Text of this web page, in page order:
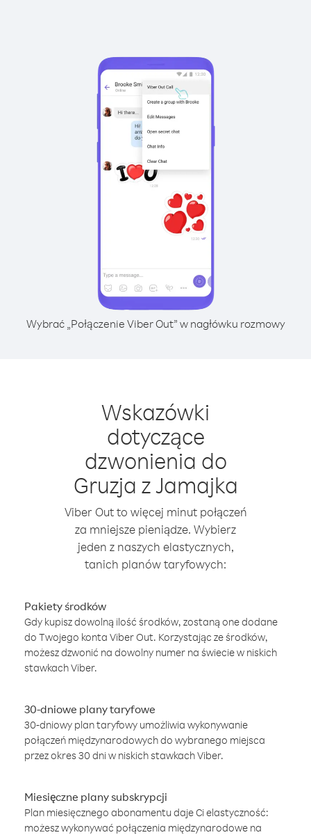
Wybrać „Połączenie Viber Out” w nagłówku rozmowy
Wskazówki
dotyczące
dzwonienia do
Gruzja z Jamajka
Viber Out to więcej minut połączeń
za mniejsze pieniądze. Wybierz
jeden z naszych elastycznych,
tanich planów taryfowych:
Pakiety środków
Gdy kupisz dowolną ilość środków, zostaną one dodane
do Twojego konta Viber Out. Korzystając ze środków,
możesz dzwonić na dowolny numer na świecie w niskich
stawkach Viber.
30-dniowe plany taryfowe
30-dniowy plan taryfowy umożliwia wykonywanie
połączeń międzynarodowych do wybranego miejsca
przez okres 30 dni w niskich stawkach Viber.
Miesięczne plany subskrypcji
Plan miesięcznego abonamentu daje Ci elastyczność:
możesz wykonywać połączenia międzynarodowe na